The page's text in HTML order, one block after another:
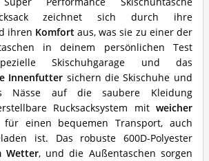
zeichnet sich durch ihre
ihren Komfort aus, was sie zu einer der
in deinem persönlichen Test
Skischuhgarage und das
Innenfutter sichern die Skischuhe und
Nässe auf die saubere Kleidung
Rucksacksystem mit weicher
einen bequemen Transport, auch
ist. Das robuste 600D-Polyester
Wetter, und die Außentaschen sorgen